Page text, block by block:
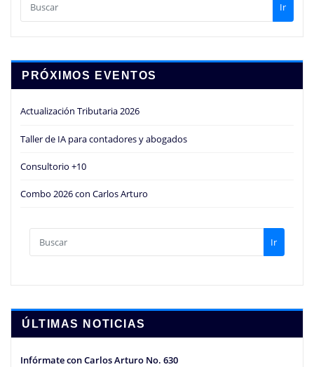
Ir
PRÓXIMOS EVENTOS
Actualización Tributaria 2026
Taller de IA para contadores y abogados
Consultorio +10
Combo 2026 con Carlos Arturo
Ir
ÚLTIMAS NOTICIAS
Infórmate con Carlos Arturo No. 630